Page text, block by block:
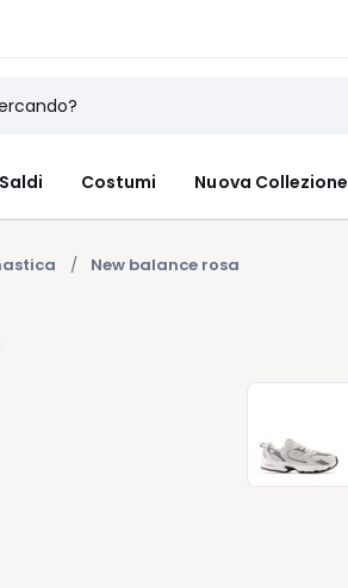
Saldi Costumi Nuova Collezione
New balance rosa